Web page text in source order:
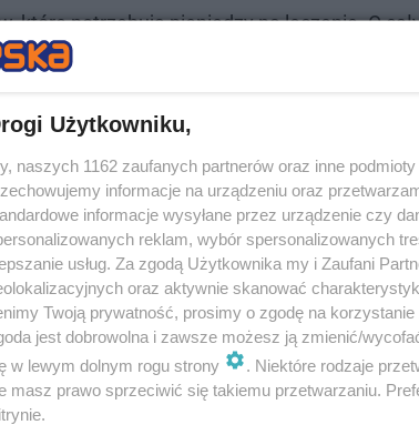
które potrzebują pieniędzy na leczenie. O
teraz zajmuje się sprawą.
Użytkowniku,
naszych 1162 zaufanych partnerów oraz inne
informacje na urządzeniu oraz
informacje wysyłane przez urządzenie czy
reklam, wybór spersonalizowanych
usług. Za zgodą Użytkownika my i Zaufani
oraz aktywnie skanować
Twoją prywatność, prosimy o zgodę na
jest dobrowolna i zawsze możesz ją zmienić/
w lewym dolnym rogu strony
. Niektóre rodzaje
masz prawo sprzeciwić się takiemu przetwarzaniu.